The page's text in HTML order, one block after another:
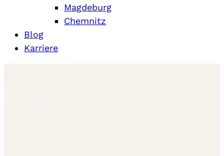
Magdeburg
Chemnitz
Blog
Karriere